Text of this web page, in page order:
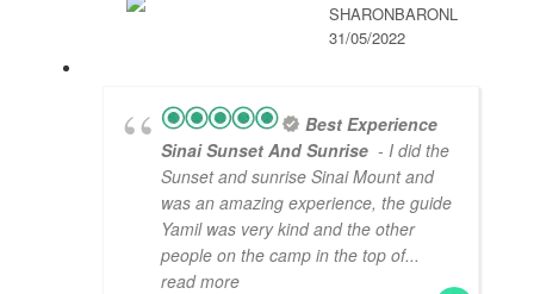
SHARONBARONL
31/05/2022
Best Experience
Sinai Sunset And Sunrise - I did the
Sunset and sunrise Sinai Mount and
was an amazing experience, the guide
Yamil was very kind and the other
people on the camp in the top of...
read more